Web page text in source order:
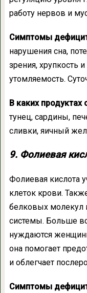
работу нервов и
Симптомы
нарушения сна,
зрения, хрупкость
утомляемость.
В каких продуктах
тунец, сардины,
сливки, яичный
9. Фолиевая
Фолиевая кислота
клеток крови.
белковых молекул
системы. Больше
нуждаются
она помогает
и облегчает
Симптомы